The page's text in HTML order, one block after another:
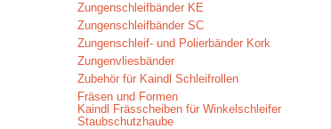
Zungenschleifbänder KE
Zungenschleifbänder SC
Zungenschleif- und Polierbänder Kork
Zungenvliesbänder
Zubehör für Kaindl Schleifrollen
Fräsen und Formen
Kaindl Frässcheiben für Winkelschleifer
Staubschutzhaube